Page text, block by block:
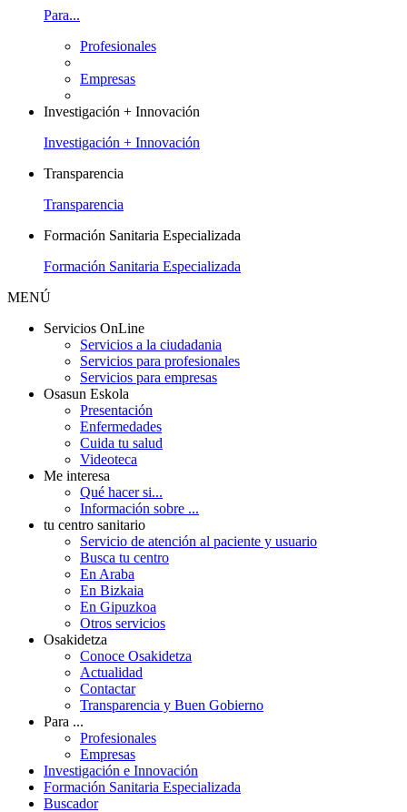
Para...
Profesionales
Empresas
Investigación + Innovación
Investigación + Innovación
Transparencia
Transparencia
Formación Sanitaria Especializada
Formación Sanitaria Especializada
MENÚ
Servicios OnLine
Servicios a la ciudadania
Servicios para profesionales
Servicios para empresas
Osasun Eskola
Presentación
Enfermedades
Cuida tu salud
Videoteca
Me interesa
Qué hacer si...
Información sobre ...
tu centro sanitario
Servicio de atención al paciente y usuario
Busca tu centro
En Araba
En Bizkaia
En Gipuzkoa
Otros servicios
Osakidetza
Conoce Osakidetza
Actualidad
Contactar
Transparencia y Buen Gobierno
Para ...
Profesionales
Empresas
Investigación e Innovación
Formación Sanitaria Especializada
Buscador